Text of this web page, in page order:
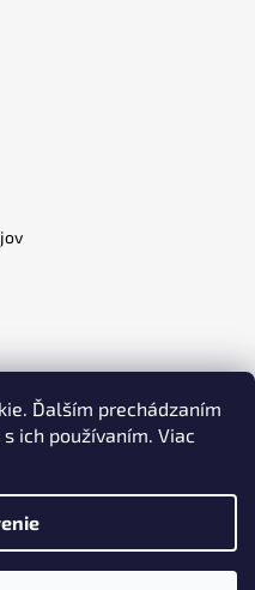
Ďalším prechádzaním
ich používaním. Viac
ADATELIER